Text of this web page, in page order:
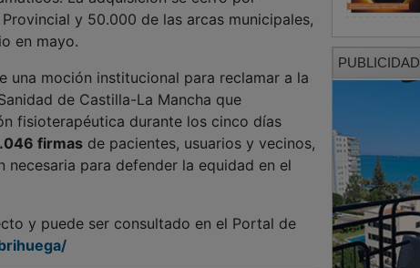
y 50.000 de las arcas municipales,
en mayo.
una moción institucional para reclamar a la
de Castilla-La Mancha que
fisioterapéutica durante los cinco días
firmas de pacientes, usuarios y vecinos,
para defender la equidad en el
y puede ser consultado en el Portal de
PUBLICIDAD